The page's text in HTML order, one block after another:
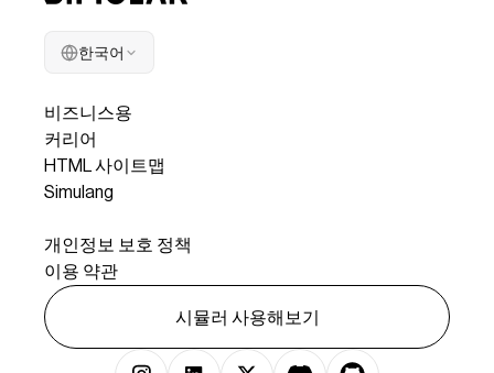
한국어
비즈니스용
커리어
HTML 사이트맵
Simulang
개인정보 보호 정책
이용 약관
시뮬러 사용해보기